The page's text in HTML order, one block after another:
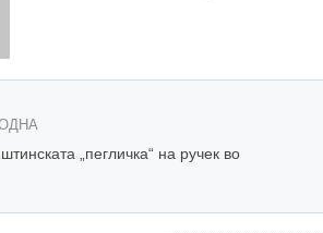
„пегличка“ на ручек во